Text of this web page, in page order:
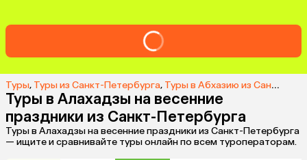
Туры, Туры из Санкт-Петербурга, Туры в Абхазию из Санкт-Петербурга
Туры в Алахадзы на весенние
праздники из Санкт-Петербурга
Туры в Алахадзы на весенние праздники из Санкт-Петербурга
— ищите и сравнивайте туры онлайн по всем туроператорам.